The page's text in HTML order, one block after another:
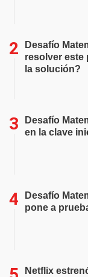
Desafío
resolver este
la solución?
Desafío
en la clave
Desafío
pone a
Netflix